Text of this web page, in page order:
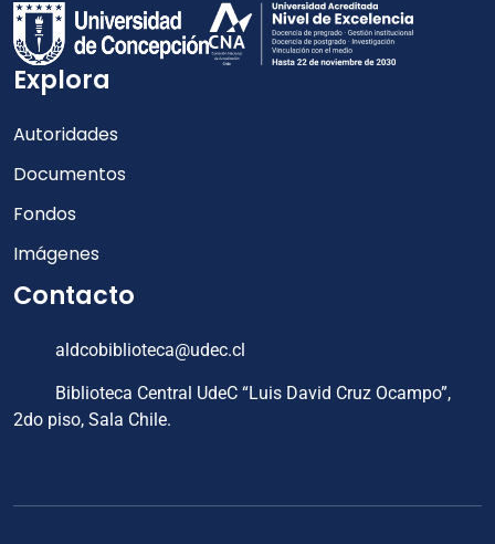
Explora
Autoridades
Documentos
Fondos
Imágenes
Contacto
aldcobiblioteca@udec.cl
Biblioteca Central UdeC “Luis David Cruz Ocampo”,
2do piso, Sala Chile.